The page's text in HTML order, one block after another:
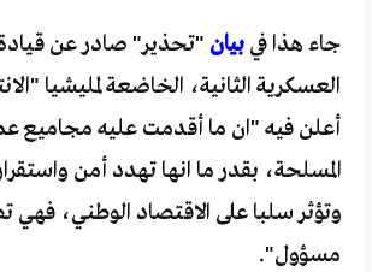
جاء هذا في بيان "تحذير" صادر عن قيادة
العسكرية الثانية، الخاضعة لمليشيا
أعلن فيه "ان ما أقدمت عليه مجاميع
المسلحة، بقدر ما انها تهدد أمن
وتؤثر سلبا على الاقتصاد الوطني، فهي
مسؤول".